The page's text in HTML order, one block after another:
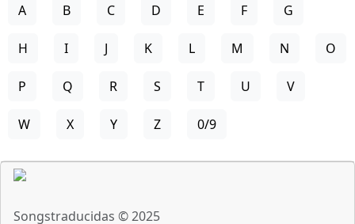
A B C D E F G
H I J K L M N O
P Q R S T U V
W X Y Z 0/9
Songstraducidas © 2025